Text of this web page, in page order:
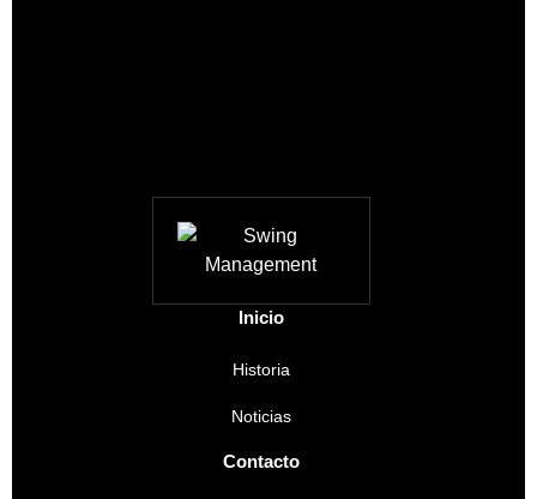
Inicio
Historia
Noticias
Contacto